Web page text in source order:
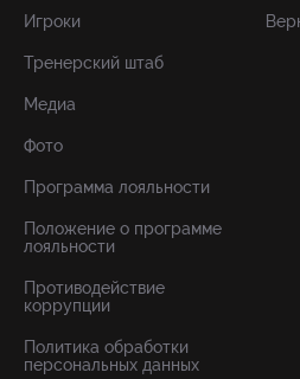
Игроки
Тренерский штаб
Медиа
Фото
Программа лояльности
Положение о программе
лояльности
Противодействие
коррупции
Политика обработки
персональных данных